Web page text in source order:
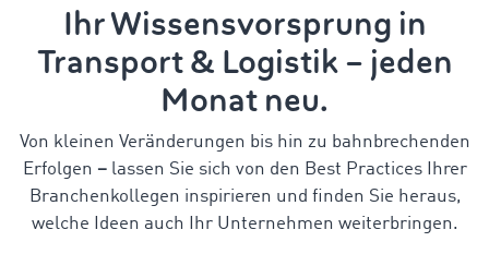
Ihr Wissensvorsprung in
Transport & Logistik – jeden
Monat neu.
Von kleinen Veränderungen bis hin zu bahnbrechenden
Erfolgen –lassen Sie sich von den Best Practices Ihrer
Branchenkollegen inspirieren und finden Sie heraus,
welche Ideen auch Ihr Unternehmen weiterbringen.